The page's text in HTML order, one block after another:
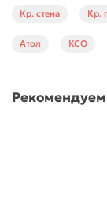
Кр. стена Кр.
Атол КСО